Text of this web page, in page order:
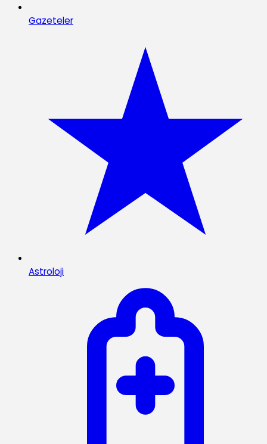
Gazeteler
Astroloji